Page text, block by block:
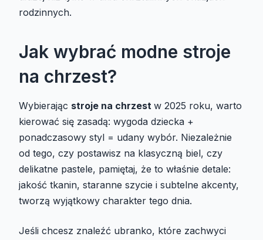
rodzinnych.
Jak wybrać modne stroje
na chrzest?
Wybierając stroje na chrzest w 2025 roku, warto
kierować się zasadą: wygoda dziecka +
ponadczasowy styl = udany wybór. Niezależnie
od tego, czy postawisz na klasyczną biel, czy
delikatne pastele, pamiętaj, że to właśnie detale:
jakość tkanin, staranne szycie i subtelne akcenty,
tworzą wyjątkowy charakter tego dnia.
Jeśli chcesz znaleźć ubranko, które zachwyci